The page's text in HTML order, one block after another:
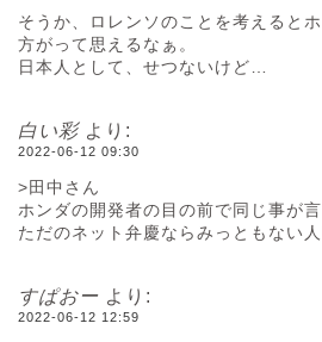
そうか、ロレンソのことを考えると
方がって思えるなぁ。
日本人として、せつないけど…
白い彩 より:
2022-06-12 09:30
>田中さん
ホンダの開発者の目の前で同じ事が
ただのネット弁慶ならみっともない
すぱおー より:
2022-06-12 12:59